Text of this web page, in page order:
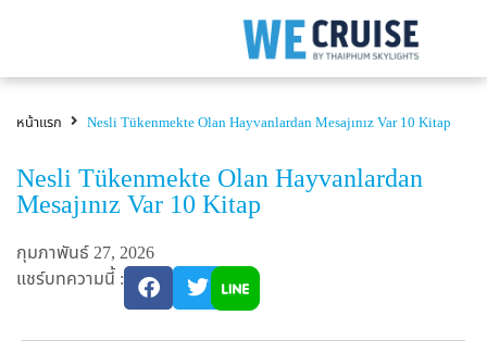
หน้าแรก Nesli Tükenmekte Olan Hayvanlardan Mesajınız Var 10 Kitap
Nesli Tükenmekte Olan Hayvanlardan
Mesajınız Var 10 Kitap
กุมภาพันธ์ 27, 2026
แชร์บทความนี้ :